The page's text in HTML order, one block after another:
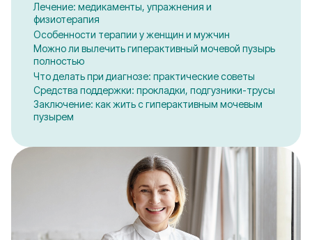
Лечение: медикаменты, упражнения и
физиотерапия
Особенности терапии у женщин и мужчин
Можно ли вылечить гиперактивный мочевой пузырь
полностью
Что делать при диагнозе: практические советы
Средства поддержки: прокладки, подгузники-трусы
Заключение: как жить с гиперактивным мочевым
пузырем